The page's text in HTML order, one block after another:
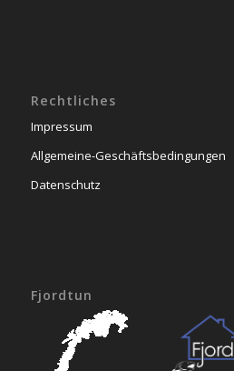
Rechtliches
Impressum
Allgemeine-Geschäftsbedingungen
Datenschutz
Fjordtun